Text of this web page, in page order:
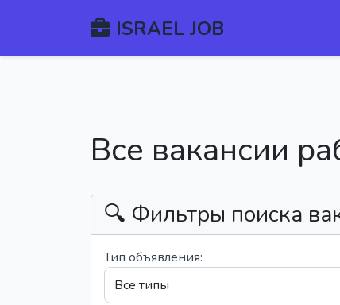
ISRAEL JOB
Все вакансии
🔍 Фильтры поиска
Тип объявления: